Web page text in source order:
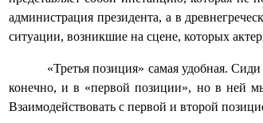
администрация президента, а в
ситуации, возникшие на сцене, которых
«Третья позиция» самая удобная.
конечно, и в «первой позиции», но в ней
Взаимодействовать с первой и второй